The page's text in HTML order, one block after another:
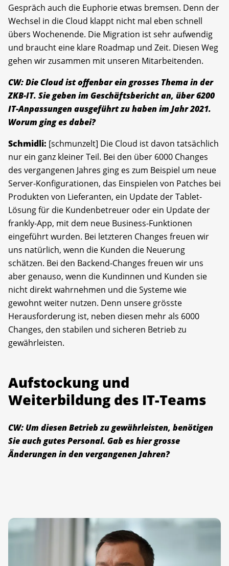
Gespräch auch die Euphorie etwas bremsen. Denn der
Wechsel in die Cloud klappt nicht mal eben schnell
übers Wochenende. Die Migration ist sehr aufwendig
und braucht eine klare Roadmap und Zeit. Diesen Weg
gehen wir zusammen mit unseren Mitarbeitenden.
CW: Die Cloud ist offenbar ein grosses Thema in der
ZKB-IT. Sie geben im Geschäftsbericht an, über 6200
IT-Anpassungen ausgeführt zu haben im Jahr 2021.
Worum ging es dabei?
Schmidli: [schmunzelt] Die Cloud ist davon tatsächlich
nur ein ganz kleiner Teil. Bei den über 6000 Changes
des vergangenen Jahres ging es zum Beispiel um neue
Server-Konfigurationen, das Einspielen von Patches bei
Produkten von Lieferanten, ein Update der Tablet-
Lösung für die Kundenbetreuer oder ein Update der
frankly-App, mit dem neue Business-Funktionen
eingeführt wurden. Bei letzteren Changes freuen wir
uns natürlich, wenn die Kunden die Neuerung
schätzen. Bei den Backend-Changes freuen wir uns
aber genauso, wenn die Kundinnen und Kunden sie
nicht direkt wahrnehmen und die Systeme wie
gewohnt weiter nutzen. Denn unsere grösste
Herausforderung ist, neben diesen mehr als 6000
Changes, den stabilen und sicheren Betrieb zu
gewährleisten.
Aufstockung und
Weiterbildung des IT-Teams
CW: Um diesen Betrieb zu gewährleisten, benötigen
Sie auch gutes Personal. Gab es hier grosse
Änderungen in den vergangenen Jahren?